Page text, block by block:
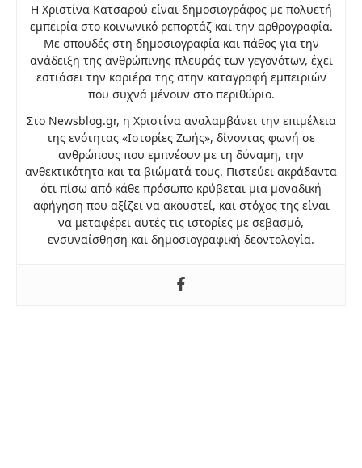
Η Χριστίνα Κατσαρού είναι δημοσιογράφος με πολυετή
εμπειρία στο κοινωνικό ρεπορτάζ και την αρθρογραφία.
Με σπουδές στη δημοσιογραφία και πάθος για την
ανάδειξη της ανθρώπινης πλευράς των γεγονότων, έχει
εστιάσει την καριέρα της στην καταγραφή εμπειριών
που συχνά μένουν στο περιθώριο.
Στο Newsblog.gr, η Χριστίνα αναλαμβάνει την επιμέλεια
της ενότητας «Ιστορίες Ζωής», δίνοντας φωνή σε
ανθρώπους που εμπνέουν με τη δύναμη, την
ανθεκτικότητα και τα βιώματά τους. Πιστεύει ακράδαντα
ότι πίσω από κάθε πρόσωπο κρύβεται μια μοναδική
αφήγηση που αξίζει να ακουστεί, και στόχος της είναι
να μεταφέρει αυτές τις ιστορίες με σεβασμό,
ενσυναίσθηση και δημοσιογραφική δεοντολογία.